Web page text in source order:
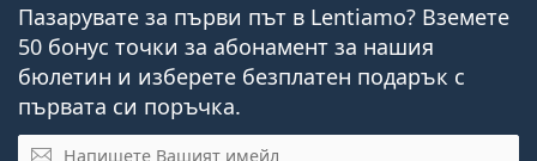
Пазарувате за първи път в Lentiamo? Вземете
50 бонус точки за абонамент за нашия
бюлетин и изберете безплатен подарък с
първата си поръчка.
Имейл